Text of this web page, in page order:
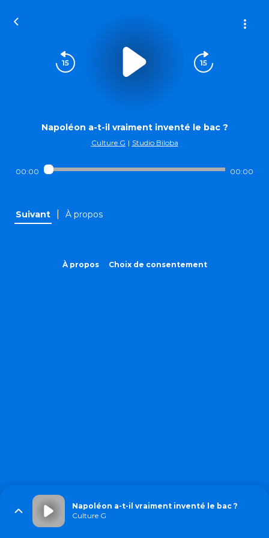
Napoléon a-t-il vraiment inventé le bac ?
Culture G | Studio Biloba
00:00 00:00
Suivant À propos
À propos Choix de consentement
Napoléon a-t-il vraiment inventé le bac ?
Culture G